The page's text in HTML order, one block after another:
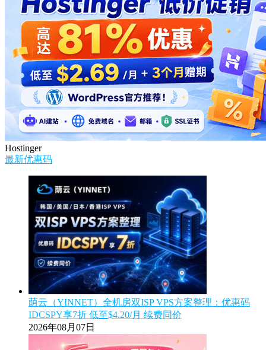
Hostinger
最新优惠码
荫云（YINNET）全机房双ISP VPS方案整理：优惠码
IDCSPY享7折 低至$4.20/月 续费同价
2026年08月07日